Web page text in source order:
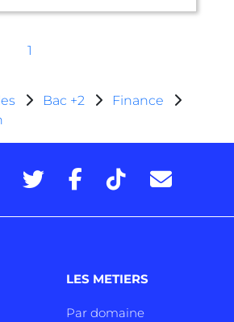
1
Bac +2
Finance
LES METIERS
Par domaine